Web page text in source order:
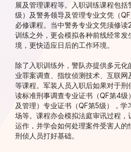
展及管理课程等。入职训练课程包
级）及警务领导及管理专业文凭（
必修课程。当中警务专业文凭须修
训练之外，更会模拟各种前线经常
境，更快适应日后的工作环境。
除了入职训练外，警队亦提供多元
业罪案调查、指纹侦测技术、互联
等课程。军装人员入职后如果对于
读标准刑事调查专业证书（QF第4级
及管理）专业证书（QF第5级），学
场等。课程亦会模拟法庭审讯过程，
运作，并学会如何处理案件受害人的
刑侦人员打好基础。